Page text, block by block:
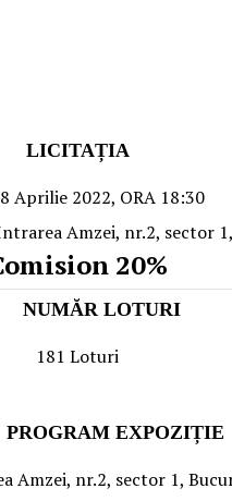
LICITAȚIA
Aprilie 2022, ORA 18:30
Amzei, nr.2, sector
20%
181 Loturi
Amzei, nr.2, sector 1,